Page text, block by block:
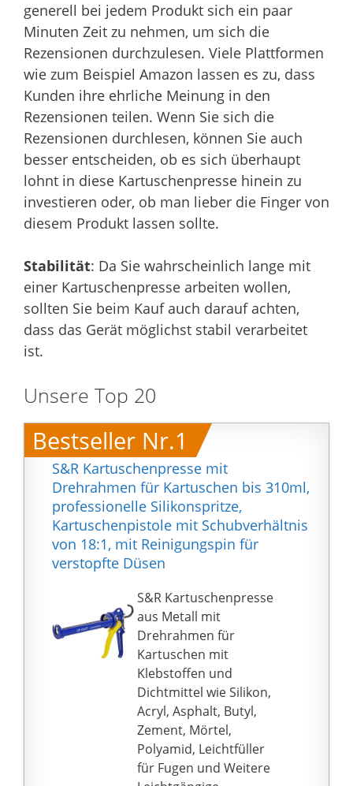
generell bei jedem Produkt sich ein paar
Minuten Zeit zu nehmen, um sich die
Rezensionen durchzulesen. Viele Plattformen
wie zum Beispiel Amazon lassen es zu, dass
Kunden ihre ehrliche Meinung in den
Rezensionen teilen. Wenn Sie sich die
Rezensionen durchlesen, können Sie auch
besser entscheiden, ob es sich überhaupt
lohnt in diese Kartuschenpresse hinein zu
investieren oder, ob man lieber die Finger von
diesem Produkt lassen sollte.
Stabilität: Da Sie wahrscheinlich lange mit
einer Kartuschenpresse arbeiten wollen,
sollten Sie beim Kauf auch darauf achten,
dass das Gerät möglichst stabil verarbeitet
ist.
Unsere Top 20
Bestseller Nr.1
S&R Kartuschenpresse mit
Drehrahmen für Kartuschen bis 310ml,
professionelle Silikonspritze,
Kartuschenpistole mit Schubverhältnis
von 18:1, mit Reinigungspin für
verstopfte Düsen
S&R Kartuschenpresse
aus Metall mit
Drehrahmen für
Kartuschen mit
Klebstoffen und
Dichtmittel wie Silikon,
Acryl, Asphalt, Butyl,
Zement, Mörtel,
Polyamid, Leichtfüller
für Fugen und Weitere